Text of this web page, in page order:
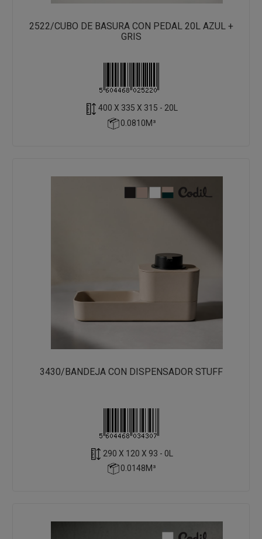
2522/CUBO DE BASURA CON PEDAL 20L AZUL +
GRIS
400 X 335 X 315 - 20L
0.0810M³
3430/BANDEJA CON DISPENSADOR STUFF
290 X 120 X 93 - 0L
0.0148M³